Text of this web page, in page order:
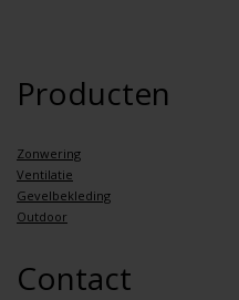
Producten
Zonwering
Ventilatie
Gevelbekleding
Outdoor
Contact